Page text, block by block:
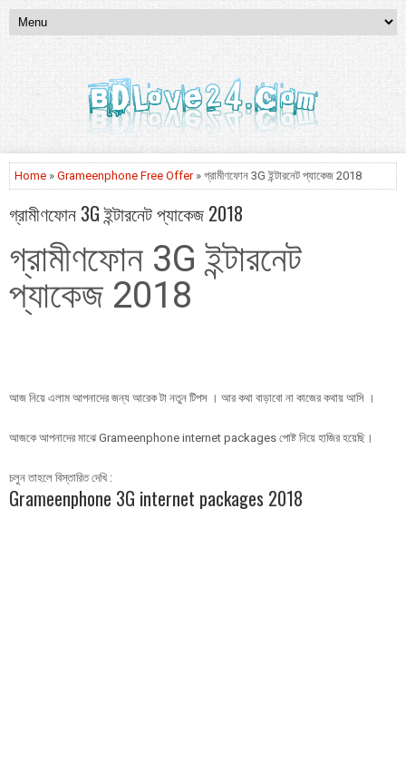
Home » Grameenphone Free Offer» গ্রামীণফোন 3G ইন্টারনেট প্যাকেজ 2018
গ্রামীণফোন 3G ইন্টারনেট প্যাকেজ 2018
গ্রামীণফোন 3G ইন্টারনেট
প্যাকেজ 2018
আজ নিয়ে এলাম আপনাদের জন্য আরেক টা নতুন টিপস । আর কথা বাড়াবো না কাজের কথায় আসি ।
আজকে আপনাদের মাঝে Grameenphone internet packages পোষ্ট নিয়ে হাজির হয়েছি।
চলুন তাহলে বিস্তারিত দেখি :
Grameenphone 3G internet packages 2018